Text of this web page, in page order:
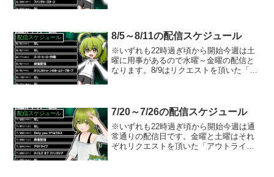
ます。
配信スケジュール 8/5～8/11の配信スケジュール
※いずれも22時過ぎ頃から開始今週は土
曜に用事があるので水曜～金曜の配信と
なります。8/9はリクエストを頂いた「ひ
配信スケジュール 7/20～7/26の配信スケジュール
※いずれも22時過ぎ頃から開始今週は通
常通りの配信日です。金曜と土曜はそれ
ぞれリクエストを頂いた「アウトライ